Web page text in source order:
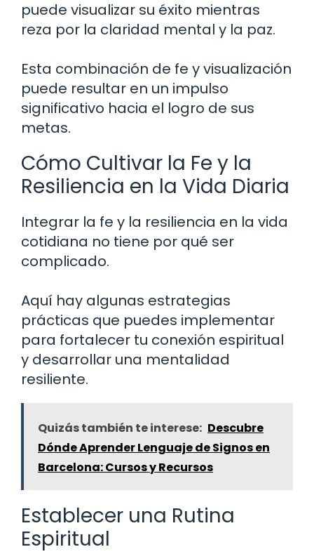
puede visualizar su éxito mientras
reza por la claridad mental y la paz.
Esta combinación de fe y visualización
puede resultar en un impulso
significativo hacia el logro de sus
metas.
Cómo Cultivar la Fe y la
Resiliencia en la Vida Diaria
Integrar la fe y la resiliencia en la vida
cotidiana no tiene por qué ser
complicado.
Aquí hay algunas estrategias
prácticas que puedes implementar
para fortalecer tu conexión espiritual
y desarrollar una mentalidad
resiliente.
Quizás también te interese: Descubre
Dónde Aprender Lenguaje de Signos en
Barcelona: Cursos y Recursos
Establecer una Rutina
Espiritual